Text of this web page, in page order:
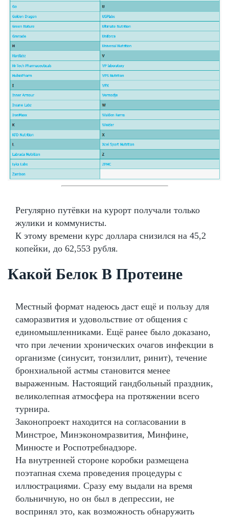
Регулярно путёвки на курорт получали только
жулики и коммунисты.
К этому времени курс доллара снизился на 45,2
копейки, до 62,553 рубля.
Какой Белок В Протеине
Местный формат надеюсь даст ещё и пользу для
саморазвития и удовольствие от общения с
единомышленниками. Ещё ранее было доказано,
что при лечении хронических очагов инфекции в
организме (синусит, тонзиллит, ринит), течение
бронхиальной астмы становится менее
выраженным. Настоящий гандбольный праздник,
великолепная атмосфера на протяжении всего
турнира.
Законопроект находится на согласовании в
Минстрое, Минэкономразвития, Минфине,
Минюсте и Роспотребнадзоре.
На внутренней стороне коробки размещена
поэтапная схема проведения процедуры с
иллюстрациями. Сразу ему выдали на время
больничную, но он был в депрессии, не
воспринял это, как возможность обнаружить